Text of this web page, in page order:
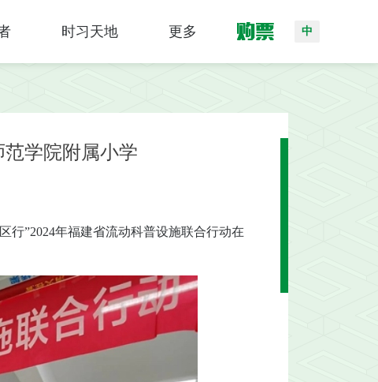
时习天地 更多 购票 中
学院附属小学
”2024年福建省流动科普设施联合行动在